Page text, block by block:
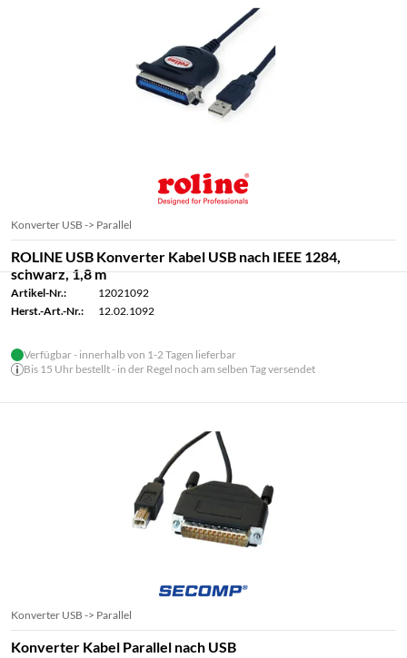
Konverter USB -> Parallel
ROLINE USB Konverter Kabel USB nach IEEE 1284,
schwarz, 1,8 m
Artikel-Nr.:
12021092
Herst.-Art.-Nr.:
12.02.1092
Verfügbar - innerhalb von 1-2 Tagen lieferbar
Bis 15 Uhr bestellt - in der Regel noch am selben Tag versendet
Konverter USB -> Parallel
Konverter Kabel Parallel nach USB